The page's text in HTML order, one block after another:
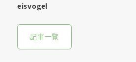
eisvogel
記事一覧